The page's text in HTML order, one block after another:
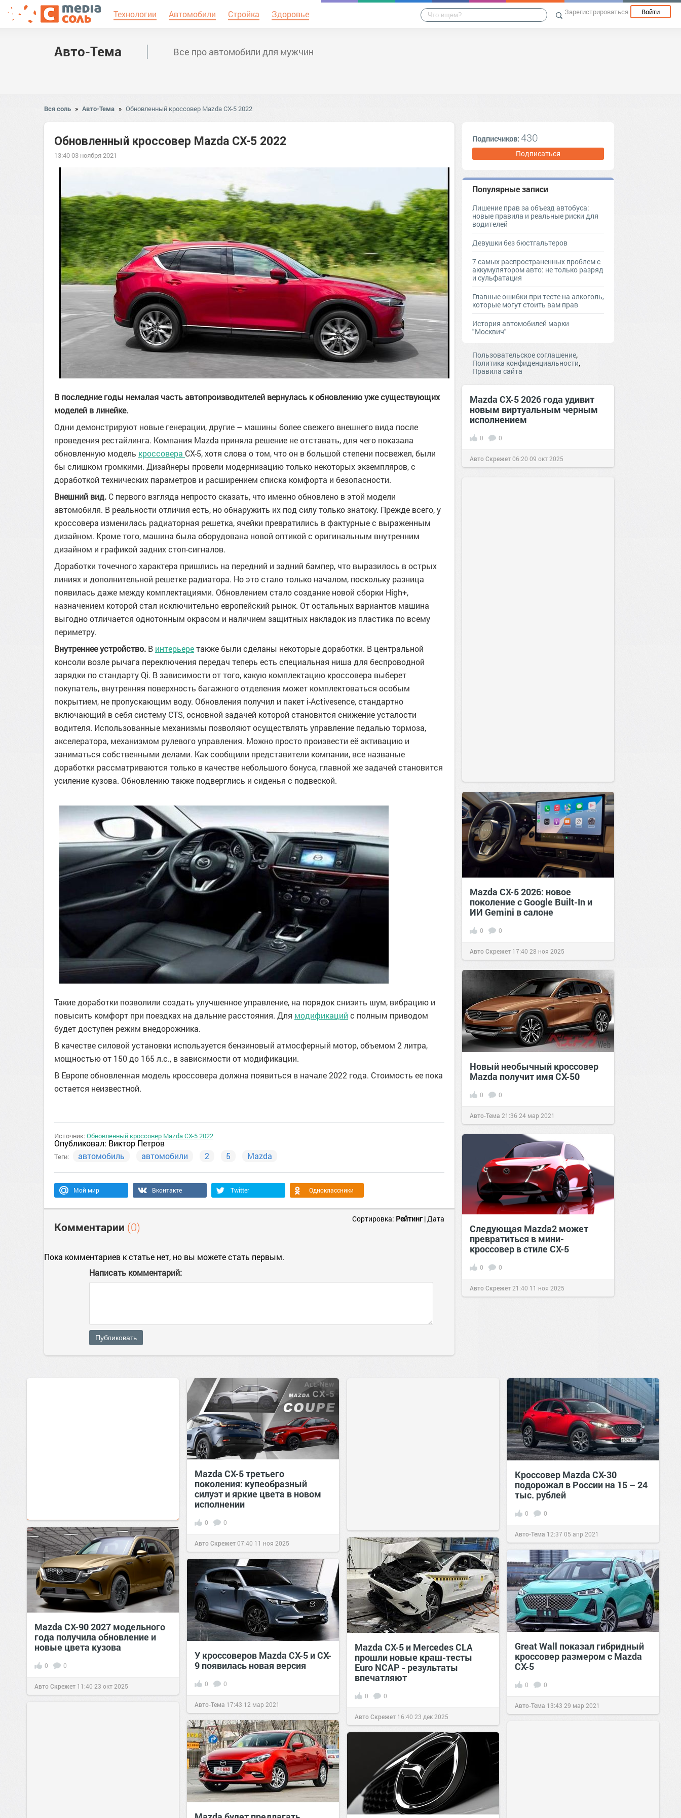
Технологии Автомобили Стройка Здоровье Зарегистрироваться Войти
Авто-Тема Все про автомобили для мужчин
Вся соль » Авто-Тема » Обновленный кроссовер Mazda CX-5 2022
Обновленный кроссовер Mazda CX-5 2022
13:40 03 ноября 2021
В последние годы немалая часть автопроизводителей вернулась к обновлению уже существующих
моделей в линейке.
Одни демонстрируют новые генерации, другие – машины более свежего внешнего вида после
проведения рестайлинга. Компания Mazda приняла решение не отставать, для чего показала
обновленную модель кроссовера СХ-5, хотя слова о том, что он в большой степени посвежел, были
бы слишком громкими. Дизайнеры провели модернизацию только некоторых экземпляров, с
доработкой технических параметров и расширением списка комфорта и безопасности.
Внешний вид. С первого взгляда непросто сказать, что именно обновлено в этой модели
автомобиля. В реальности отличия есть, но обнаружить их под силу только знатоку. Прежде всего, у
кроссовера изменилась радиаторная решетка, ячейки превратились в фактурные с выраженным
дизайном. Кроме того, машина была оборудована новой оптикой с оригинальным внутренним
дизайном и графикой задних стоп-сигналов.
Доработки точечного характера пришлись на передний и задний бампер, что выразилось в острых
линиях и дополнительной решетке радиатора. Но это стало только началом, поскольку разница
появилась даже между комплектациями. Обновлением стало создание новой сборки High+,
назначением которой стал исключительно европейский рынок. От остальных вариантов машина
выгодно отличается однотонным окрасом и наличием защитных накладок из пластика по всему
периметру.
Внутреннее устройство. В интерьеретакже были сделаны некоторые доработки. В центральной
консоли возле рычага переключения передач теперь есть специальная ниша для беспроводной
зарядки по стандарту Qi. В зависимости от того, какую комплектацию кроссовера выберет
покупатель, внутренняя поверхность багажного отделения может комплектоваться особым
покрытием, не пропускающим воду. Обновления получил и пакет i-Activesence, стандартно
включающий в себя систему CTS, основной задачей которой становится снижение усталости
водителя. Использованные механизмы позволяют осуществлять управление педалью тормоза,
акселератора, механизмом рулевого управления. Можно просто произвести её активацию и
заниматься собственными делами. Как сообщили представители компании, все названые
доработки рассматриваются только в качестве небольшого бонуса, главной же задачей становится
усиление кузова. Обновлению также подверглись и сиденья с подвеской.
Такие доработки позволили создать улучшенное управление, на порядок снизить шум, вибрацию и
повысить комфорт при поездках на дальние расстояния. Для модификаций с полным приводом
будет доступен режим внедорожника.
В качестве силовой установки используется бензиновый атмосферный мотор, объемом 2 литра,
мощностью от 150 до 165 л.с., в зависимости от модификации.
В Европе обновленная модель кроссовера должна появиться в начале 2022 года. Стоимость ее пока
остается неизвестной.
Источник:Обновленный кроссовер Mazda CX-5 2022
Опубликовал: Виктор Петров
Теги: автомобиль автомобили 2 5 Mazda
Мой мир Вконтакте Twitter Одноклассники
Комментарии (0)
Сортировка: Рейтинг|Дата
Пока комментариев к статье нет, но вы можете стать первым.
Написать комментарий:
Публиковать
Подписчиков: 430
Подписаться
Популярные записи
Лишение прав за объезд автобуса:
новые правила и реальные риски для
водителей
Девушки без бюстгальтеров
7 самых распространенных проблем с
аккумулятором авто: не только разряд
и сульфатация
Главные ошибки при тесте на алкоголь,
которые могут стоить вам прав
История автомобилей марки
"Москвич"
Пользовательское соглашение,
Политика конфиденциальности,
Правила сайта
Mazda CX-5 2026 года удивит
новым виртуальным черным
исполнением
0 0
Авто Скрежет06:20 09 окт 2025
Mazda CX-5 2026: новое
поколение с Google Built-In и
ИИ Gemini в салоне
0 0
Авто Скрежет 17:40 28 ноя 2025
Новый необычный кроссовер
Mazda получит имя CX-50
0 0
Авто-Тема 21:36 24 мар 2021
Следующая Mazda2 может
превратиться в мини-
кроссовер в стиле CX-5
0 0
Авто Скрежет 21:40 11 ноя 2025
Mazda CX-5 третьего
поколения: купеобразный
силуэт и яркие цвета в новом
исполнении
0 0
Авто Скрежет07:40 11 ноя 2025
Кроссовер Mazda CX-30
подорожал в России на 15 – 24
тыс. рублей
0 0
Авто-Тема 12:37 05 апр 2021
Mazda CX-90 2027 модельного
года получила обновление и
новые цвета кузова
0 0
Авто Скрежет 11:40 23 окт 2025
Mazda CX-5 и Mercedes CLA
прошли новые краш-тесты
Euro NCAP - результаты
впечатляют
0 0
Авто Скрежет 16:40 23 дек 2025
Great Wall показал гибридный
кроссовер размером с Mazda
CX-5
0 0
Авто-Тема 13:43 29 мар 2021
У кроссоверов Mazda CX-5 и CX-
9 появилась новая версия
0 0
Авто-Тема 17:43 12 мар 2021